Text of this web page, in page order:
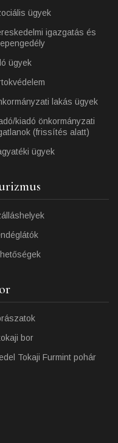
ügyek
igazgatás és
ügyek
lakás ügyek
kiadó önkormányzati
(frissítés alatt)
ügyek
bor
Tokaji Furmint pohár